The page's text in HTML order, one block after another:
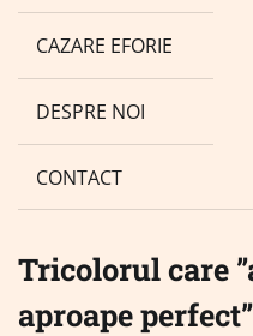
CAZARE EFORIE
DESPRE NOI
CONTACT
Tricolorul care
aproape